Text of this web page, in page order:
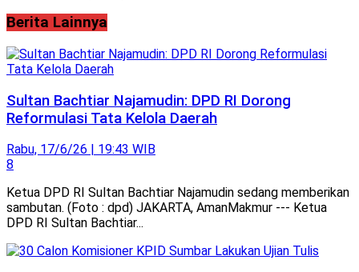
Berita Lainnya
Sultan Bachtiar Najamudin: DPD RI Dorong
Reformulasi Tata Kelola Daerah
Rabu, 17/6/26 | 19:43 WIB
8
Ketua DPD RI Sultan Bachtiar Najamudin sedang memberikan
sambutan. (Foto : dpd) JAKARTA, AmanMakmur --- Ketua
DPD RI Sultan Bachtiar...